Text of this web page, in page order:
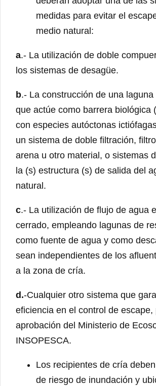
medidas para evitar el
medio natural:
a.- La utilización de doble
los sistemas de desagüe.
b.- La construcción de una
que actúe como barrera biológica
con especies autóctonas
un sistema de doble filtración,
arena u otro material, o sistemas
la (s) estructura (s) de salida del
natural.
c.- La utilización de flujo de agua
cerrado, empleando lagunas de
como fuente de agua y como
sean independientes de los
a la zona de cría.
d.-Cualquier otro sistema que
eficiencia en el control de escape,
aprobación del Ministerio de
INSOPESCA.
Los recipientes de cría
de riesgo de inundación y